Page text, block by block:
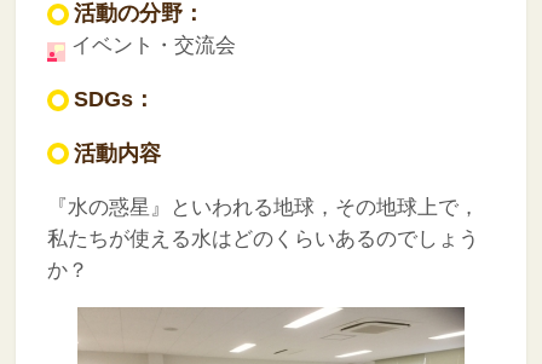
活動の分野：
イベント・交流会
SDGs：
活動内容
『水の惑星』といわれる地球，その地球上で，
私たちが使える水はどのくらいあるのでしょう
か？